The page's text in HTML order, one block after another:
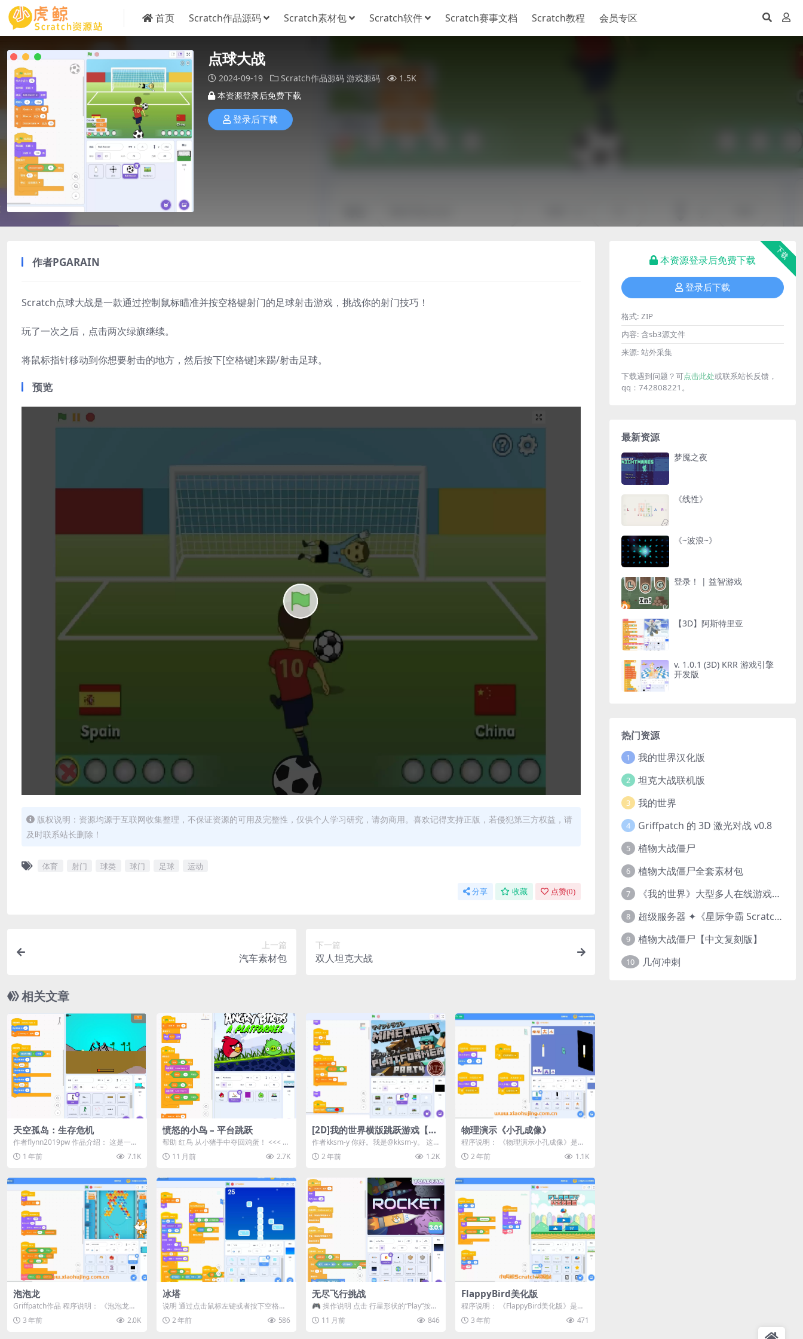
首页 Scratch作品源码 Scratch素材包 Scratch软件 Scratch赛事文档 Scratch教程 会员专区
点球大战
2024-09-19 Scratch作品源码 游戏源码
1.5K
本资源登录后免费下载
登录后下载
作者PGARAIN
Scratch点球大战是一款通过控制鼠标瞄准并按空格键射门的足球射击游戏，挑战你的射门技巧！
玩了一次之后，点击两次绿旗继续。
将鼠标指针移动到你想要射击的地方，然后按下[空格键]来踢/射击足球。
预览
版权说明：资源均源于互联网收集整理，不保证资源的可用及完整性，仅供个人学习研究，请勿商用。喜欢记得支持正版，若侵犯第三方权益，请
及时联系站长删除！
体育 射门 球类 球门 足球 运动
分享 收藏 点赞(0)
上一篇
汽车素材包
下一篇
双人坦克大战
相关文章
天空孤岛：生存危机
作者flynn2019pw 作品介绍： 这是一款
充满刺激的生存射击游戏，你将身处...
1 年前 7.1K
愤怒的小鸟 – 平台跳跃
帮助 红鸟 从小猪手中夺回鸡蛋！ <<< 玩
法说明 >&...
11 月前 2.7K
[2D]我的世界横版跳跃游戏【第
四部分】
作者kksm-y 你好。我是@kksm-y。 这
次我尝试制作了一个Minecra...
2 年前 1.2K
物理演示《小孔成像》
程序说明： 《物理演示小孔成像》是一
个通过Scratch平台制作的教育类互动作
品...2 年前 1.1K
泡泡龙
Griffpatch作品 程序说明： 《泡泡龙》
是一款基于Scratch平台开发...
3 年前 2.0K
冰塔
说明 通过点击鼠标左键或者按下空格
键，你可以把冰块堆叠起来，建造冰
塔。 在游戏过...
2 年前 586
无尽飞行挑战
🎮 操作说明 点击 行星形状的“Play”按
钮 进入无尽街机模式。 火箭会自动下...
11 月前 846
FlappyBird美化版
程序说明： 《FlappyBird美化版》是一
款基于Scratch平台重新演绎的...
3 年前 471
下载
本资源登录后免费下载
登录后下载
格式: ZIP
内容: 含sb3源文件
来源: 站外采集
下载遇到问题？可点击此处或联系站长反馈，
qq：742808221。
最新资源
梦魇之夜
《线性》
《~波浪~》
登录！ | 益智游戏
【3D】阿斯特里亚
v. 1.0.1 (3D) KRR 游戏引擎
开发版
热门资源
1 我的世界汉化版
2 坦克大战联机版
3 我的世界
4 Griffpatch 的 3D 激光对战 v0.8
5 植物大战僵尸
6 植物大战僵尸全套素材包
7 《我的世界》大型多人在线游戏（MMO）v1.7
8 超级服务器 ✦《星际争霸 Scratch（经典版本）》
9 植物大战僵尸【中文复刻版】
10 几何冲刺